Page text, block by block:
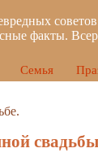
факты.
Семья